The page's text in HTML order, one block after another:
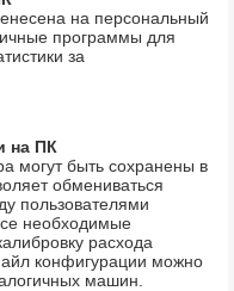
на персональный
программы для
за
на ПК
могут быть сохранены в
обмениваться
пользователями
необходимые
расхода
конфигурации можно
машин.